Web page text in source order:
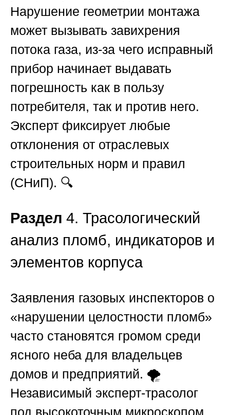
Нарушение геометрии монтажа
может вызывать завихрения
потока газа, из-за чего исправный
прибор начинает выдавать
погрешность как в пользу
потребителя, так и против него.
Эксперт фиксирует любые
отклонения от отраслевых
строительных норм и правил
(СНиП). 🔍
Раздел 4. Трасологический
анализ пломб, индикаторов и
элементов корпуса
Заявления газовых инспекторов о
«нарушении целостности пломб»
часто становятся громом среди
ясного неба для владельцев
домов и предприятий. 🌪️
Независимый эксперт-трасолог
под высокоточным микроскопом